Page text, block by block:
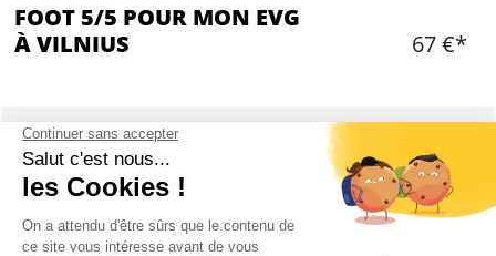
FOOT 5/5 POUR MON EVG
À VILNIUS
67 €*
CONTENU